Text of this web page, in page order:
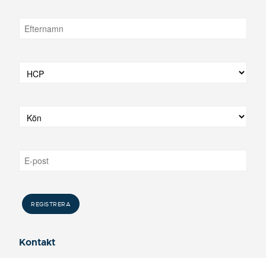
Kontakt